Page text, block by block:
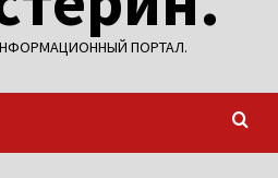
ПОРТАЛ.